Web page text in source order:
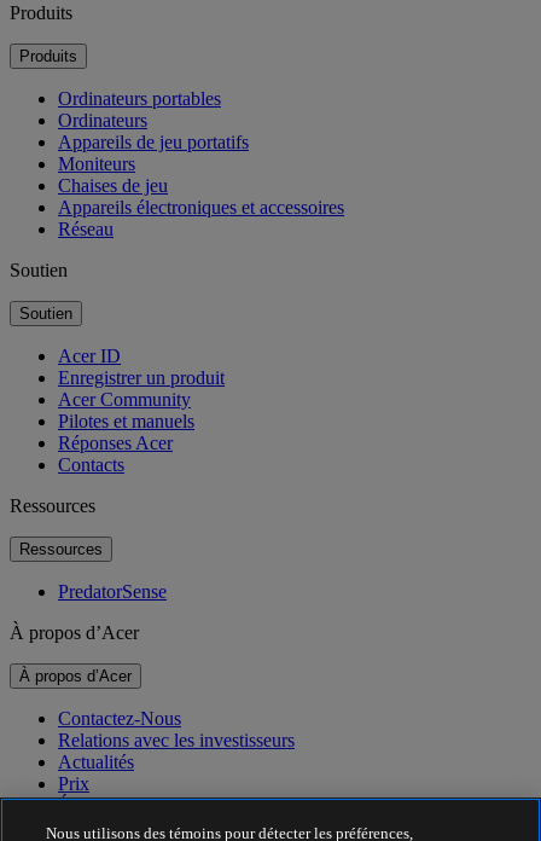
Produits
Produits
Ordinateurs portables
Ordinateurs
Appareils de jeu portatifs
Moniteurs
Chaises de jeu
Appareils électroniques et accessoires
Réseau
Soutien
Soutien
Acer ID
Enregistrer un produit
Acer Community
Pilotes et manuels
Réponses Acer
Contacts
Ressources
Ressources
PredatorSense
À propos d’Acer
À propos d’Acer
Contactez-Nous
Relations avec les investisseurs
Actualités
Prix
Événements
Nous utilisons des témoins pour détecter les préférences,